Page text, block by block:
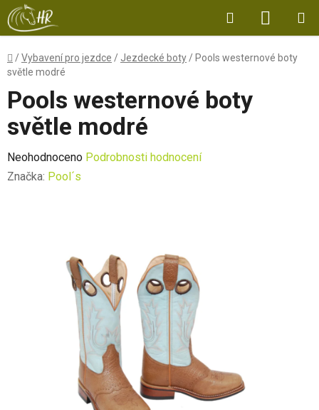
Přejít
na
obsah
Hledat
KOŠÍK
Domů
/Vybavení pro jezdce / Jezdecké boty / Pools westernové boty
světle modré
Pools westernové boty
světle modré
Průměrné
hodnocení
Neohodnoceno Podrobnosti hodnocení
Značka: Pool´s